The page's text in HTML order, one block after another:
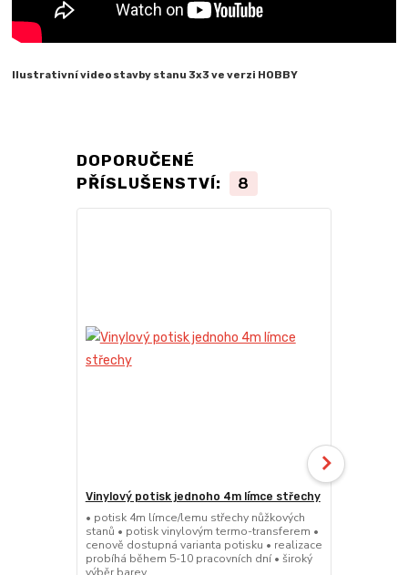
Ilustrativní video stavby stanu 3x3 ve verzi HOBBY
DOPORUČENÉ
PŘÍSLUŠENSTVÍ:
8
Vinylový potisk jednoho 4m límce střechy
• potisk 4m límce/lemu střechy nůžkových
stanů • potisk vinylovým termo-transferem •
cenově dostupná varianta potisku • realizace
probíhá během 5-10 pracovních dní • široký